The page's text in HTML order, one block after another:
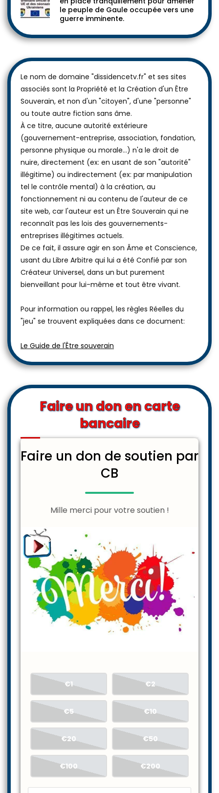
le peuple de Gaule occupée vers une
guerre imminente.
Le nom de domaine "dissidencetv.fr" et ses sites
associés sont la Propriété et la Création d'un Être
Souverain, et non d'un "citoyen", d'une "personne"
ou toute autre fiction sans âme.
À ce titre, aucune autorité extérieure
(gouvernement-entreprise, association, fondation,
personne physique ou morale...) n'a le droit de
nuire, directement (ex: en usant de son "autorité"
illégitime) ou indirectement (ex: par manipulation
tel le contrôle mental) à la création, au
fonctionnement ni au contenu de l'auteur de ce
site web, car l'auteur est un Être Souverain qui ne
reconnaît pas les lois des gouvernements-
entreprises illégitimes actuels.
De ce fait, il assure agir en son Âme et Conscience,
usant du Libre Arbitre qui lui a été Confié par son
Créateur Universel, dans un but purement
bienveillant pour lui-même et tout être vivant.
Pour information ou rappel, les règles Réelles du
"jeu" se trouvent expliquées dans ce document:
Le Guide de l'Être souverain
Faire un don en carte
bancaire
Faire un don de soutien par
CB
Mille merci pour votre soutien !
€1 €2
€5 €10
€20 €50
€100 €200